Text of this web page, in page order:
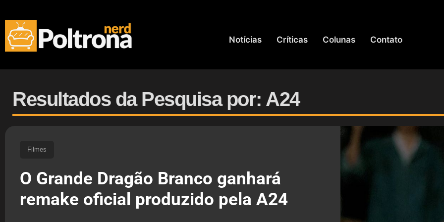
Notícias Críticas Colunas Contato
Resultados da Pesquisa por: A24
Filmes
O Grande Dragão Branco ganhará
remake oficial produzido pela A24